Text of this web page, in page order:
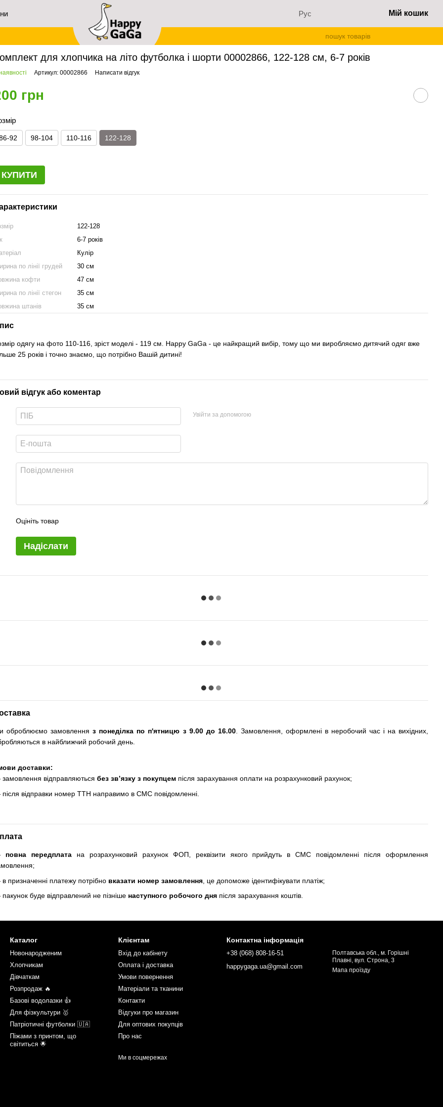
Рус Мій кошик
Комплекти літнього одягу Комплект для хлопчика на літо футболка і шорти 00002866, 122-128 см, 6-7 років
для хлопчика на літо футболка і шорти 00002866, 122-128 см, 6-7 років
Артикул: 00002866 Написати відгук
грн
92 98-104 110-116 122-128
КУПИТИ
122-128
6-7 років
Кулір
по лінії грудей
30 см
кофти
47 см
по лінії стегон
35 см
штанів
35 см
одягу на фото 110-116, зріст моделі - 119 см. Happy GaGa - це найкращий вибір, тому що ми виробляємо дитячий одяг вже
25 років і точно знаємо, що потрібно Вашій дитині!
відгук або коментар
Увійти за допомогою
Оцініть товар
Надіслати
оброблюємо замовленняз понеділка по п'ятницю з 9.00 до 16.00. Замовлення, оформлені в неробочий час і на вихідних,
в найближчий робочий день.
доставки:
відправляютьсябез зв’язку з покупцем після зарахування оплати на розрахунковий рахунок;
відправки номер ТТН направимо в СМС повідомленні.
повна передплата на розрахунковий рахунок ФОП, реквізити якого прийдуть в СМС повідомленні після оформлення
призначенні платежу потрібно вказати номер замовлення , це допоможе ідентифікувати платіж;
буде відправлений не пізніше наступного робочого дня після зарахування коштів.
Каталог
Новонародженим
Хлопчикам
Дівчаткам
Розпродаж 🔥
Базові водолазки 👍
Для фізкультури 🥇
Патріотичні футболки 🇺🇦
Піжами з принтом, що
світиться 🌟
Клієнтам
Вхід до кабінету
Оплата і доставка
Умови повернення
Матеріали та тканини
Контакти
Відгуки про магазин
Для оптових покупців
Про нас
Ми в соцмережах
Контактна інформація
+38 (068) 808-16-51
happygaga.ua@gmail.com
Полтавська обл., м. Горішні
Плавні, вул. Строна, 3
Мапа проїзду